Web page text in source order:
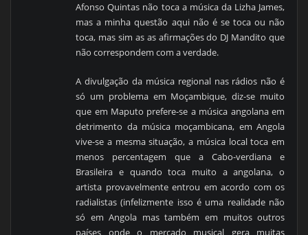
Afonso Quintas não toca a música da Lizha James,
mas a minha questão aqui não é se toca ou não
toca, mas sim as as afirmações do DJ Mandito que
não correspondem com a verdade.
A divulgação da música regional nas rádios não é
só um problema em Moçambique, diz-se muito
que em Maputo prefere-se a música angolana em
detrimento da música moçambicana, em Angola
vive-se a mesma situação, a música local toca em
menos percentagem que a Cabo-verdiana e
Brasileira e quando toca muito a angolana, o
artista provavelmente entrou em acordo com os
radialistas (infelizmente isso é uma realidade não
só em Angola mas também em muitos outros